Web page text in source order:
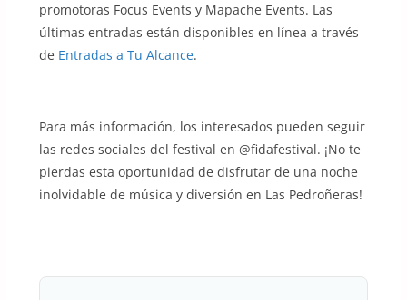
promotoras Focus Events y Mapache Events. Las
últimas entradas están disponibles en línea a través
de Entradas a Tu Alcance.
Para más información, los interesados pueden seguir
las redes sociales del festival en @fidafestival. ¡No te
pierdas esta oportunidad de disfrutar de una noche
inolvidable de música y diversión en Las Pedroñeras!